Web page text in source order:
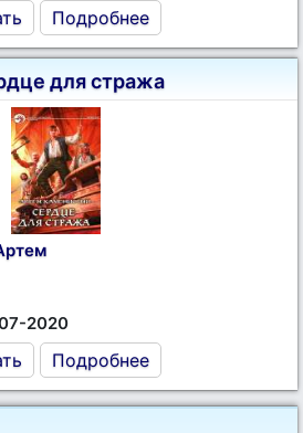
Подробнее
для стража
2020
Подробнее